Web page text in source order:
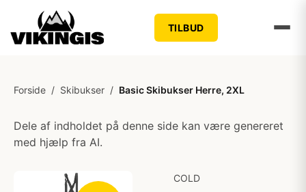
TILBUD
Forside / Skibukser / Basic Skibukser Herre, 2XL
Dele af indholdet på denne side kan være genereret
med hjælp fra AI.
COLD